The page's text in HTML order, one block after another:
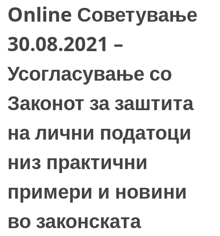
Online Советување
30.08.2021 –
Усогласување со
Законот за заштита
на лични податоци
низ практични
примери и новини
во законската